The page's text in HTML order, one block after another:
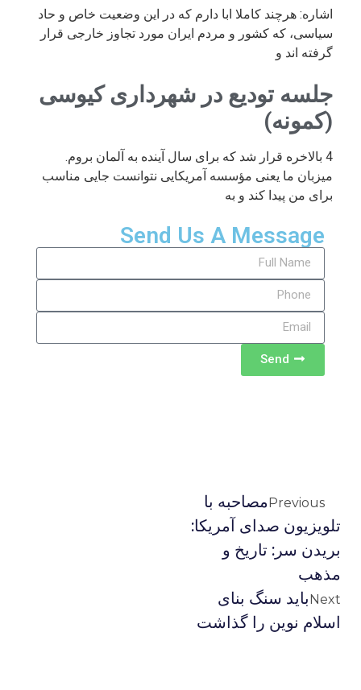
اشاره: هرچند کاملا ابا دارم که در این وضعیت خاص و حاد
سیاسی، که کشور و مردم ایران مورد تجاوز خارجی قرار
گرفته اند و
جلسه تودیع در شهرداری کیوسی
(کمونه)
4 بالاخره قرار شد که برای سال آینده به آلمان بروم.
میزبان ما یعنی مؤسسه آمریکایی نتوانست جایی مناسب
برای من پیدا کند و به
Send Us A Message
Send
Previousمصاحبه با
تلویزیون صدای آمریکا:
بريدن سر: تاريخ و
مذهب
Nextباید سنگ بنای
اسلام نوین را گذاشت